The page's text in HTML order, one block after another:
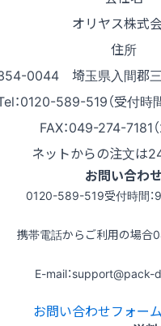
オリヤス株式
住所
0044 埼玉県入間郡
：0120-589-519（受付時
FAX：049-274-7181
ネットからの注文は
お問い合わせ
0120-589-519受付時間
携帯電話からご利用の場合
E-mail：
お問い合わせフォー